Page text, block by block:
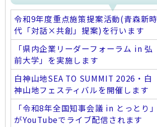
令和9年度重点施策提案活動(青森新時
代「対話×共創」提案)を行います
「県内企業リーダーフォーラム in 弘
前大学」を実施します
白神山地SEA TO SUMMIT 2026・白
神山地フェスティバルを開催します
「令和8年全国知事会議 in とっとり」
がYouTubeでライブ配信されます